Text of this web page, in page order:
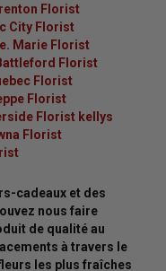
Florist
City Florist
Marie Florist
Florist
Florist
Florist
Florist kellys
Florist
cadeaux et des
nous faire
de qualité au
à travers le
les plus fraîches